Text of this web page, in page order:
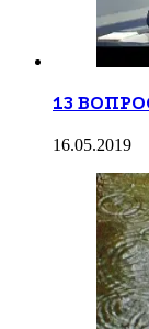
13
16.05.2019